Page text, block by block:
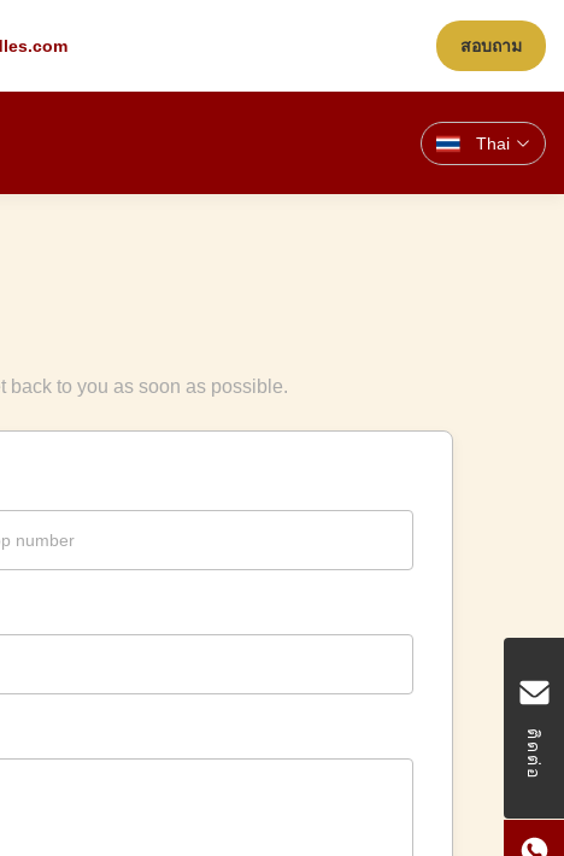
สอบถาม
Thai
ติดต่อ
back to you as soon as possible.